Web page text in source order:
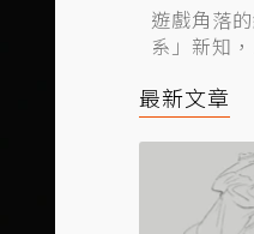
遊戲角落
系」新知
最新文章